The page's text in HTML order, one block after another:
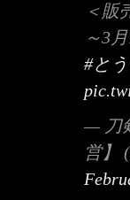
＜販
～3
#と
— 刀
営】